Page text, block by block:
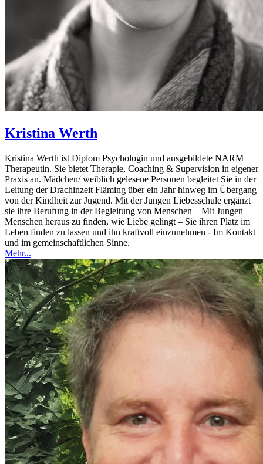
Kristina Werth
Kristina Werth ist Diplom Psychologin und ausgebildete NARM
Therapeutin. Sie bietet Therapie, Coaching & Supervision in eigener
Praxis an. Mädchen/ weiblich gelesene Personen begleitet Sie in der
Leitung der Drachinzeit Fläming über ein Jahr hinweg im Übergang
von der Kindheit zur Jugend. Mit der Jungen Liebesschule ergänzt
sie ihre Berufung in der Begleitung von Menschen – Mit Jungen
Menschen heraus zu finden, wie Liebe gelingt – Sie ihren Platz im
Leben finden zu lassen und ihn kraftvoll einzunehmen - Im Kontakt
und im gemeinschaftlichen Sinne.
Mehr...